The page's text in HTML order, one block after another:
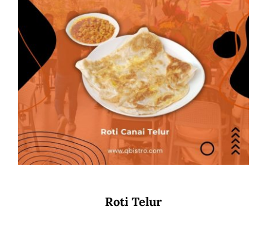
Roti Telur